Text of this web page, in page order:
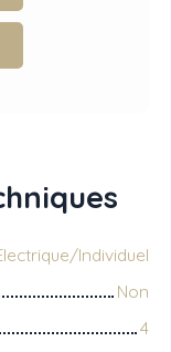
Individuel
Non
4